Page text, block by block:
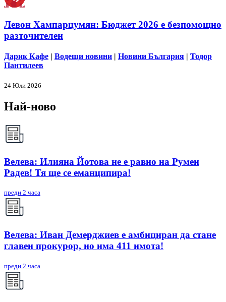
Левон Хампарцумян: Бюджет 2026 е безпомощно
разточителен
Дарик Кафе | Водещи новини | Новини България | Тодор
Пантилеев
24 Юли 2026
Най-ново
Велева: Илияна Йотова не е равно на Румен
Радев! Тя ще се еманципира!
преди 2 часа
Велева: Иван Демерджиев е амбициран да стане
главен прокурор, но има 411 имота!
преди 2 часа